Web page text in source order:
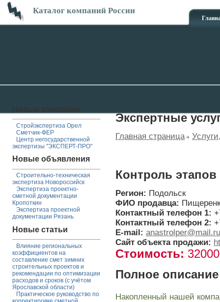
Каталог компаний России
Стройэкспертиза Орел
Сметчик-ФЕР
Центр негосударственной
экспертизы "ЭКСПЕРТ-ПРО"
Новые объявления
Строительно-техническая
экспертиза Новороссийск
Экспертиза проектно-
сметной документации
Кропоткин
Экспертиза проектной
документации Рязань
Новые статьи
Влияние региональных
коэффициентов на
составление смет зимних
строительных проектов и
рекомендации по оптимизации
расходов и сроков (с учётом
Ярославской области)
Практическое руководство по
Экспертные
Главная страница
Контроль
Регион: Подольск
ФИО продавца:
Контактный телефон 1:
Контактный телефон 2:
E-mail: anastrolper@mail.ru
Сайт объекта продажи:
Стоимость:
Полное
Накопленный нашей